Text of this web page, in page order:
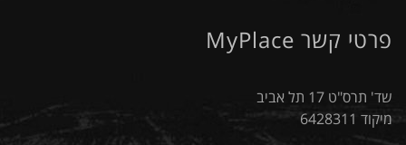
פרטי קשר MyPlace
שד' תרס"ט 17 תל אביב
מיקוד 6428311